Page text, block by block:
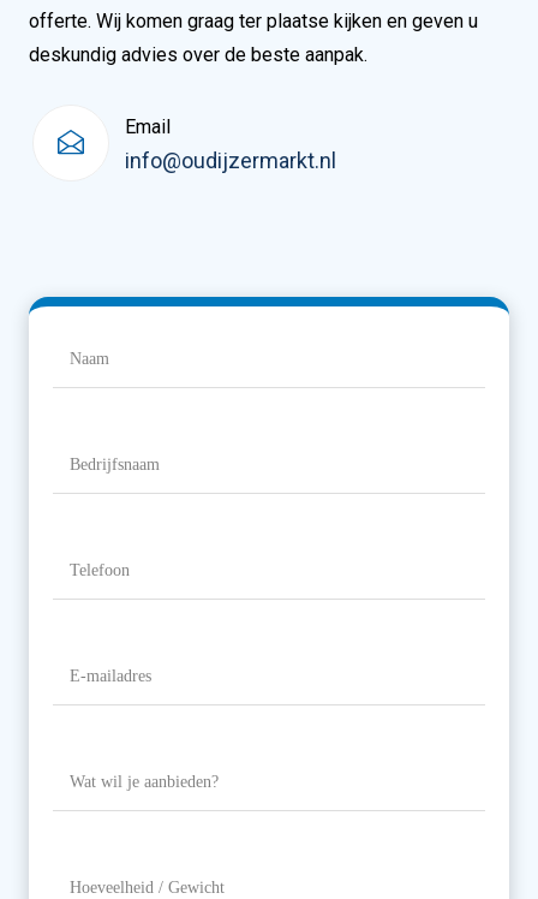
offerte. Wij komen graag ter plaatse kijken en geven u
deskundig advies over de beste aanpak.
Email
info@oudijzermarkt.nl